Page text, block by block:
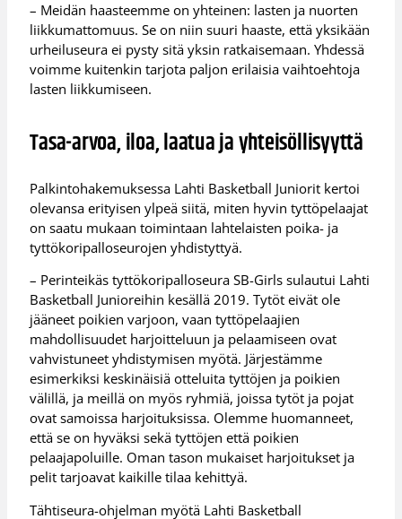
– Meidän haasteemme on yhteinen: lasten ja nuorten
liikkumattomuus. Se on niin suuri haaste, että yksikään
urheiluseura ei pysty sitä yksin ratkaisemaan. Yhdessä
voimme kuitenkin tarjota paljon erilaisia vaihtoehtoja
lasten liikkumiseen.
Tasa-arvoa, iloa, laatua ja yhteisöllisyyttä
Palkintohakemuksessa Lahti Basketball Juniorit kertoi
olevansa erityisen ylpeä siitä, miten hyvin tyttöpelaajat
on saatu mukaan toimintaan lahtelaisten poika- ja
tyttökoripalloseurojen yhdistyttyä.
– Perinteikäs tyttökoripalloseura SB-Girls sulautui Lahti
Basketball Junioreihin kesällä 2019. Tytöt eivät ole
jääneet poikien varjoon, vaan tyttöpelaajien
mahdollisuudet harjoitteluun ja pelaamiseen ovat
vahvistuneet yhdistymisen myötä. Järjestämme
esimerkiksi keskinäisiä otteluita tyttöjen ja poikien
välillä, ja meillä on myös ryhmiä, joissa tytöt ja pojat
ovat samoissa harjoituksissa. Olemme huomanneet,
että se on hyväksi sekä tyttöjen että poikien
pelaajapoluille. Oman tason mukaiset harjoitukset ja
pelit tarjoavat kaikille tilaa kehittyä.
Tähtiseura-ohjelman myötä Lahti Basketball